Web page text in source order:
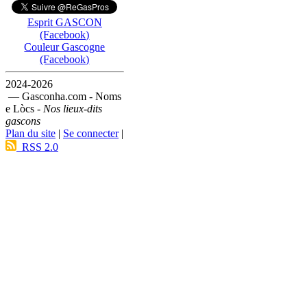
Esprit GASCON
(Facebook)
Couleur Gascogne
(Facebook)
2024-2026
— Gasconha.com - Noms
e Lòcs - Nos lieux-dits
gascons
Plan du site | Se connecter|
RSS 2.0